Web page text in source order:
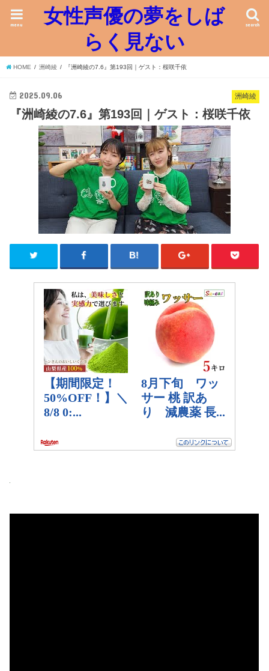
女性声優の夢をしば
らく見ない
search
menu
HOME 洲崎綾 『洲崎綾の7.6』第193回｜ゲスト：桜咲千依
洲崎綾
2025.09.06
『洲崎綾の7.6』第193回｜ゲスト：桜咲千依